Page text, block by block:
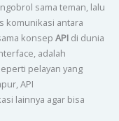
sama teman, lalu
komunikasi antara
konsep APIdi dunia
adalah
pelayan yang
API
lainnya agar bisa